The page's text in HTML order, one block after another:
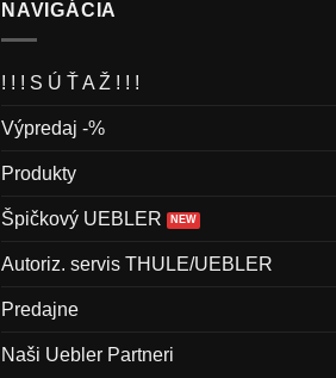
NAVIGÁCIA
! ! ! S Ú Ť A Ž ! ! !
Výpredaj -%
Produkty
Špičkový UEBLER
Autoriz. servis THULE/UEBLER
Predajne
Naši Uebler Partneri